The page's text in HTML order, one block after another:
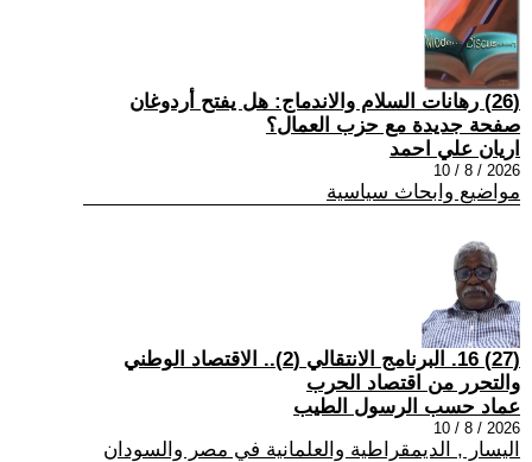
(26) رهانات السلام والاندماج: هل يفتح أردوغان
صفحة جديدة مع حزب العمال؟
اريان علي احمد
2026 / 8 / 10
مواضيع وابحاث سياسية
(27) 16. البرنامج الانتقالي (2).. الاقتصاد الوطني
والتحرر من اقتصاد الحرب
عماد حسب الرسول الطيب
2026 / 8 / 10
اليسار , الديمقراطية والعلمانية في مصر والسودان